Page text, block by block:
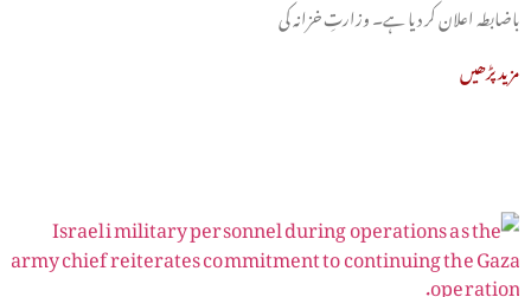
باضابطہ اعلان کر دیا ہے۔ وزارتِ خزانہ کی
مزید پڑھیں